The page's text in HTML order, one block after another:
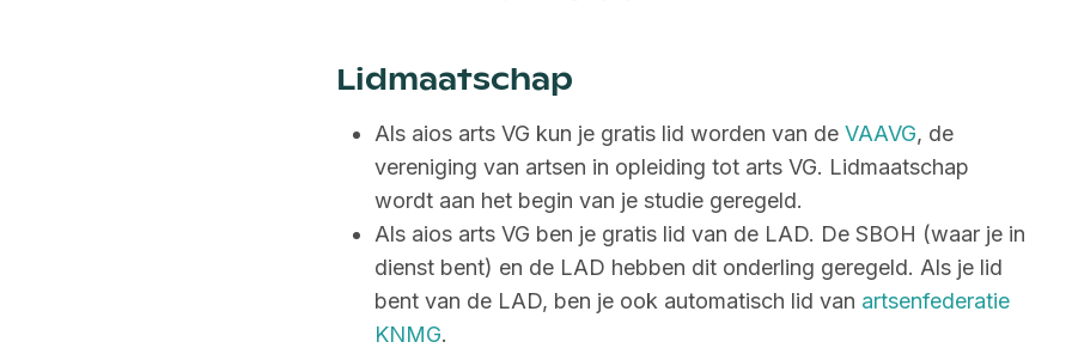
Lidmaatschap
Als aios arts VG kun je gratis lid worden van deVAAVG, de
vereniging van artsen in opleiding tot arts VG. Lidmaatschap
wordt aan het begin van je studie geregeld.
Als aios arts VG ben je gratis lid van de LAD. De SBOH (waar je in
dienst bent) en de LAD hebben dit onderling geregeld. Als je lid
bent van de LAD, ben je ook automatisch lid van artsenfederatie
KNMG.